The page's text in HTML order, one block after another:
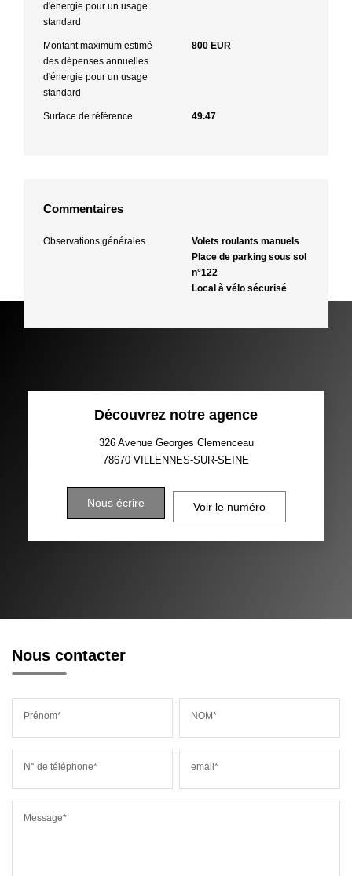
d'énergie pour un usage
standard
Montant maximum estimé
des dépenses annuelles
d'énergie pour un usage
standard
800 EUR
Surface de référence 49.47
Commentaires
Observations générales
Volets roulants manuels
Place de parking sous sol
n°122
Local à vélo sécurisé
Découvrez notre agence
326 Avenue Georges Clemenceau
78670 VILLENNES-SUR-SEINE
Nous écrire Voir le numéro
Nous contacter
Prénom* NOM*
N° de téléphone* email*
Message*